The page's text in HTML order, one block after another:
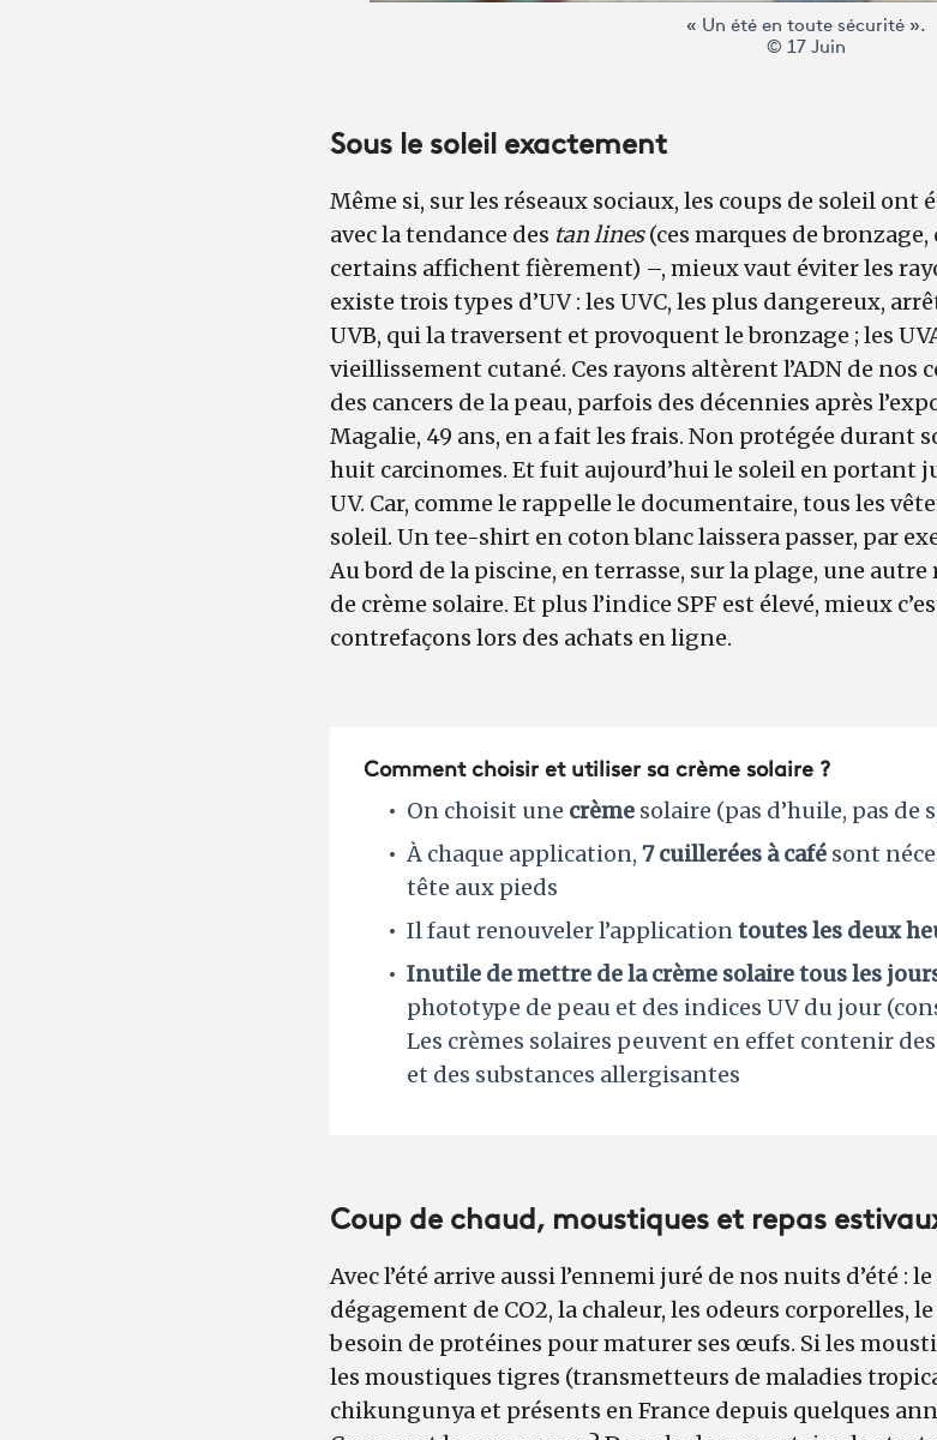
« Un été en toute sécurité ».
© 17 Juin
Sous le soleil exactement
Même si, sur les réseaux sociaux, les coups de soleil
avec la tendance des tan lines(ces marques de
certains affichent fièrement) –, mieux vaut éviter les
existe trois types d’UV : les UVC, les plus dangereux,
UVB, qui la traversent et provoquent le bronzage ; les
vieillissement cutané. Ces rayons altèrent l’ADN de nos
des cancers de la peau, parfois des décennies après
Magalie, 49 ans, en a fait les frais. Non protégée durant
huit carcinomes. Et fuit aujourd’hui le soleil en portant
UV. Car, comme le rappelle le documentaire, tous les
soleil. Un tee-shirt en coton blanc laissera passer, par
Au bord de la piscine, en terrasse, sur la plage, une autre
de crème solaire. Et plus l’indice SPF est élevé, mieux
contrefaçons lors des achats en ligne.
Comment choisir et utiliser sa crème solaire ?
On choisit une crème solaire (pas d’huile, pas de
À chaque application, 7 cuillerées à café sont
tête aux pieds
Il faut renouveler l’applicationtoutes les deux
Inutile de mettre de la crème solaire tous les
phototype de peau et des indices UV du jour
Les crèmes solaires peuvent en effet contenir
et des substances allergisantes
Coup de chaud, moustiques et repas
Avec l’été arrive aussi l’ennemi juré de nos nuits d’été :
dégagement de CO2, la chaleur, les odeurs corporelles,
besoin de protéines pour maturer ses œufs. Si les
les moustiques tigres (transmetteurs de maladies
chikungunya et présents en France depuis quelques